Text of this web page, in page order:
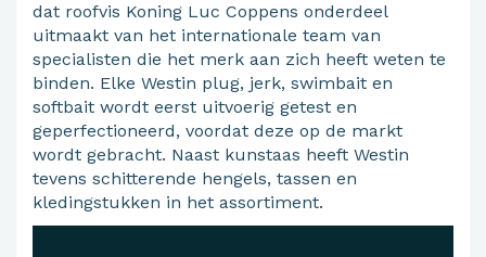
dat roofvis Koning Luc Coppens onderdeel
uitmaakt van het internationale team van
specialisten die het merk aan zich heeft weten te
binden. Elke Westin plug, jerk, swimbait en
softbait wordt eerst uitvoerig getest en
geperfectioneerd, voordat deze op de markt
wordt gebracht. Naast kunstaas heeft Westin
tevens schitterende hengels, tassen en
kledingstukken in het assortiment.